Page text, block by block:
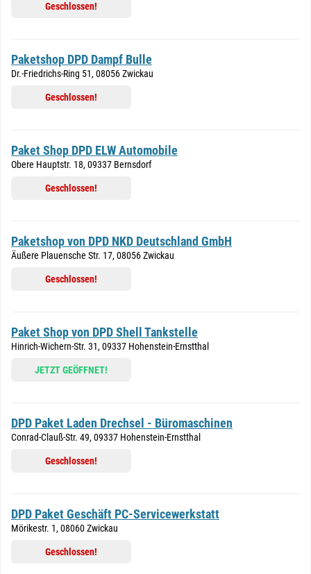
Geschlossen!
Paketshop DPD Dampf Bulle
Dr.-Friedrichs-Ring 51, 08056 Zwickau
Geschlossen!
Paket Shop DPD ELW Automobile
Obere Hauptstr. 18, 09337 Bernsdorf
Geschlossen!
Paketshop von DPD NKD Deutschland GmbH
Äußere Plauensche Str. 17, 08056 Zwickau
Geschlossen!
Paket Shop von DPD Shell Tankstelle
Hinrich-Wichern-Str. 31, 09337 Hohenstein-Ernstthal
JETZT GEÖFFNET!
DPD Paket Laden Drechsel - Büromaschinen
Conrad-Clauß-Str. 49, 09337 Hohenstein-Ernstthal
Geschlossen!
DPD Paket Geschäft PC-Servicewerkstatt
Mörikestr. 1, 08060 Zwickau
Geschlossen!